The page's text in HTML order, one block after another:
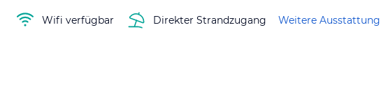
Wifi verfügbar Direkter Strandzugang Weitere Ausstattung